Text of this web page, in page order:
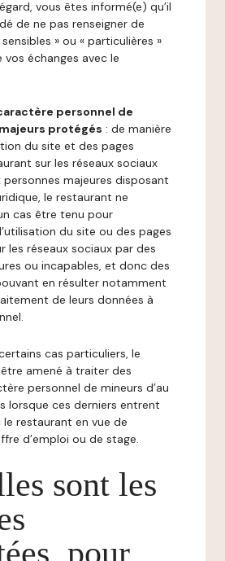
vous êtes informé(e) qu’il
de ne pas renseigner de
» ou « particulières »
échanges avec le
personnel de
protégés : de manière
du site et des pages
sur les réseaux sociaux
personnes majeures disposant
le restaurant ne
cas être tenu pour
du site ou des pages
les réseaux sociaux par des
ou incapables, et donc des
en résulter notamment
de leurs données à
cas particuliers, le
amené à traiter des
personnel de mineurs d’au
lorsque ces derniers entrent
restaurant en vue de
d’emploi ou de stage.
sont les
pour